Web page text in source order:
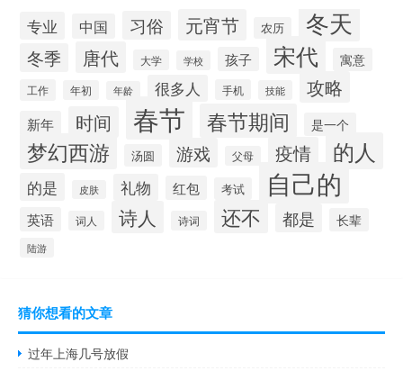
专业 中国 习俗 元宵节 农历 冬天
冬季 唐代 大学 学校 孩子 宋代 寓意
工作 年初 年龄 很多人 手机 技能 攻略
新年 时间 春节 春节期间 是一个
梦幻西游 汤圆 游戏 父母 疫情 的人
的是 皮肤 礼物 红包 考试 自己的
英语 词人 诗人 诗词 还不 都是 长辈
陆游
猜你想看的文章
过年上海几号放假